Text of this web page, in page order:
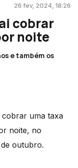
26 fev, 2024, 18:26
cobrar
noite
e também os
cobrar uma taxa
noite, no
outubro.